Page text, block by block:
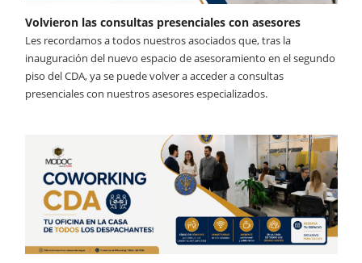
Volvieron las consultas presenciales con asesores
Les recordamos a todos nuestros asociados que, tras la
inauguración del nuevo espacio de asesoramiento en el segundo
piso del CDA, ya se puede volver a acceder a consultas
presenciales con nuestros asesores especializados.